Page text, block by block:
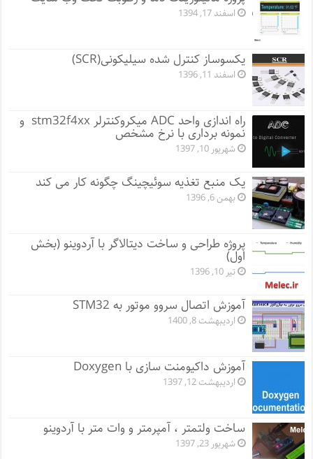
اسفند 17, 1394
یکسوساز کنترل شده سیلیکونی(SCR)
اسفند 11, 1396
راه اندازی واحد ADC میکروکنترلر stm32f4xx و
نمونه برداری با نرخ مشخص
شهریور 10, 1397
یک منبع تغذیه سوئیچینگ چگونه کار می کند
بهمن 6, 1396
پروژه طراحی و ساخت دیتالاگر با آردوینو (بخش
اول)
تیر 10, 1396
آموزش اتصال سروو موتور به STM32
اردیبهشت 8, 1400
آموزش داکیومنت سازی با Doxygen
اردیبهشت 12, 1397
ساخت ولتمتر ، آمپرمتر و وات متر با آردوینو
شهریور 23, 1397